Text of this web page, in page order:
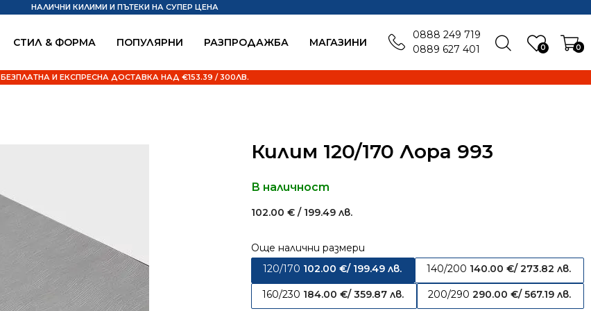
СТИЛ & ФОРМА ПОПУЛЯРНИ РАЗПРОДАЖБА MАГАЗИНИ 0 0
НАЛИЧНИ КИЛИМИ И ПЪТЕКИ НА СУПЕР ЦЕНА
БЕЗПЛАТНА И ЕКСПРЕСНА ДОСТАВКА НАД €153.39 / 300ЛВ.
0888 249 719
0889 627 401
Килим 120/170 Лора 993
В наличност
102.00€ / 199.49 лв.
Още налични размери
120/170 102.00 €/ 199.49 лв. 140/200 140.00 €/ 273.82 лв.
160/230 184.00€/ 359.87 лв. 200/290290.00€/ 567.19 лв.